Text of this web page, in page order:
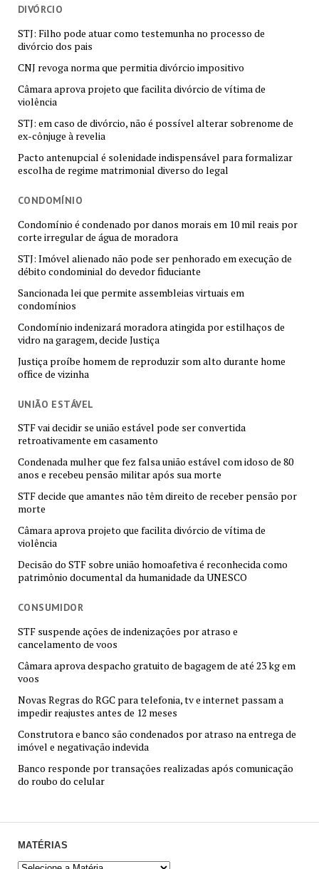
DIVÓRCIO
STJ: Filho pode atuar como testemunha no processo de
divórcio dos pais
CNJ revoga norma que permitia divórcio impositivo
Câmara aprova projeto que facilita divórcio de vítima de
violência
STJ: em caso de divórcio, não é possível alterar sobrenome de
ex-cônjuge à revelia
Pacto antenupcial é solenidade indispensável para formalizar
escolha de regime matrimonial diverso do legal
CONDOMÍNIO
Condomínio é condenado por danos morais em 10 mil reais por
corte irregular de água de moradora
STJ: Imóvel alienado não pode ser penhorado em execução de
débito condominial do devedor fiduciante
Sancionada lei que permite assembleias virtuais em
condomínios
Condomínio indenizará moradora atingida por estilhaços de
vidro na garagem, decide Justiça
Justiça proíbe homem de reproduzir som alto durante home
office de vizinha
UNIÃO ESTÁVEL
STF vai decidir se união estável pode ser convertida
retroativamente em casamento
Condenada mulher que fez falsa união estável com idoso de 80
anos e recebeu pensão militar após sua morte
STF decide que amantes não têm direito de receber pensão por
morte
Câmara aprova projeto que facilita divórcio de vítima de
violência
Decisão do STF sobre união homoafetiva é reconhecida como
patrimônio documental da humanidade da UNESCO
CONSUMIDOR
STF suspende ações de indenizações por atraso e
cancelamento de voos
Câmara aprova despacho gratuito de bagagem de até 23 kg em
voos
Novas Regras do RGC para telefonia, tv e internet passam a
impedir reajustes antes de 12 meses
Construtora e banco são condenados por atraso na entrega de
imóvel e negativação indevida
Banco responde por transações realizadas após comunicação
do roubo do celular
MATÉRIAS